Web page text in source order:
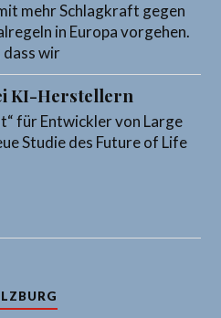
mehr Schlagkraft gegen
in Europa vorgehen.
dass wir
KI-Herstellern
für Entwickler von Large
Studie des Future of Life